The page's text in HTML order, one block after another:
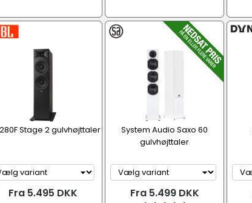
280F Stage 2 gulvhøjttaler
Fra 5.495 DKK
System Audio Saxo 60
gulvhøjttaler
Fra 5.499 DKK